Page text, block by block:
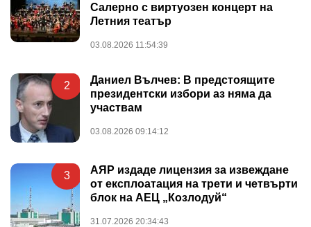
Салерно с виртуозен концерт на
Летния театър
03.08.2026 11:54:39
2
Даниел Вълчев: В предстоящите
президентски избори аз няма да
участвам
03.08.2026 09:14:12
3
АЯР издаде лицензия за извеждане
от експлоатация на трети и четвърти
блок на АЕЦ „Козлодуй“
31.07.2026 20:34:43